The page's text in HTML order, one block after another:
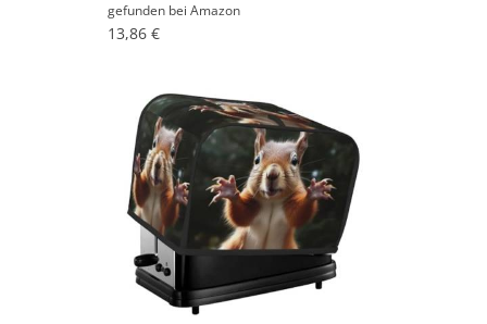
gefunden bei Amazon
13,86 €